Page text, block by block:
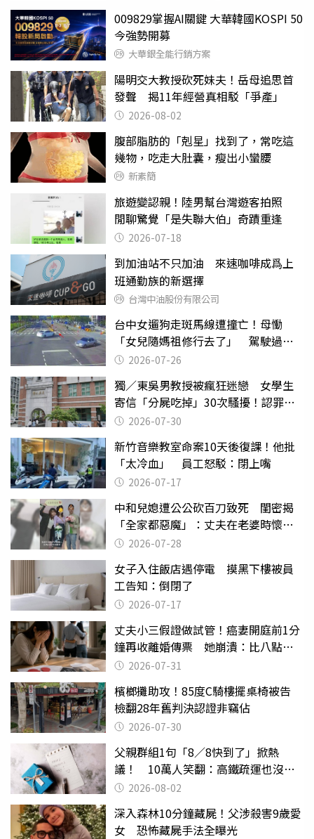
009829掌握AI關鍵 大華韓國KOSPI 50
今強勢開募
大華銀全能行銷方案
陽明交大教授砍死妹夫！岳母追思首
發聲 揭11年經營真相駁「爭產」
2026-08-02
腹部脂肪的「剋星」找到了，常吃這
幾物，吃走大肚囊，瘦出小蠻腰
新素簡
旅遊變認親！陸男幫台灣遊客拍照
閒聊驚覺「是失聯大伯」奇蹟重逢
2026-07-18
到加油站不只加油 來速咖啡成爲上
班通勤族的新選擇
台灣中油股份有限公司
台中女遛狗走斑馬線遭撞亡！母慟
「女兒隨媽祖修行去了」 駕駛過失
致死判9月
2026-07-26
獨／東吳男教授被瘋狂迷戀 女學生
寄信「分屍吃掉」30次騷擾！認罪免
關 2026-07-30
新竹音樂教室命案10天後復課！他批
「太冷血」 員工怒駁：閉上嘴
2026-07-17
中和兒媳遭公公砍百刀致死 閨密揭
「全家都惡魔」：丈夫在老婆時懷孕
摔東西
2026-07-28
女子入住飯店遇停電 摸黑下樓被員
工告知：倒閉了
2026-07-17
丈夫小三假證做試管！癌妻開庭前1分
鐘再收離婚傳票 她崩潰：比八點檔
還扯2026-07-31
檳榔攤助攻！85度C騎樓擺桌椅被告
檢翻28年舊判決認證非竊佔
2026-07-30
父親群組1句「8／8快到了」掀熱
議！ 10萬人笑翻：高鐵疏運也沒列
父親節
2026-08-02
深入森林10分鐘藏屍！父涉殺害9歲愛
女 恐怖藏屍手法全曝光